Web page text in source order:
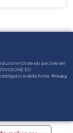
totale e/o parziale dei
ED
della fonte. Privacy